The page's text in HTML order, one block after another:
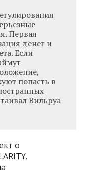
Первая
денег и
Если
попасть в
Вильруа
о